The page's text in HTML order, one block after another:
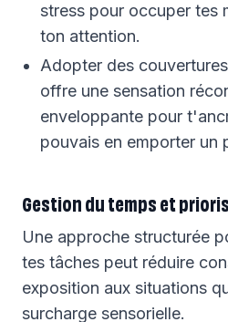
stress pour occuper tes
ton attention.
Adopter des
offre une sensation
enveloppante pour
pouvais en emporter un
Gestion du temps et
Une approche structurée
tes tâches peut réduire
exposition aux situations
surcharge sensorielle.